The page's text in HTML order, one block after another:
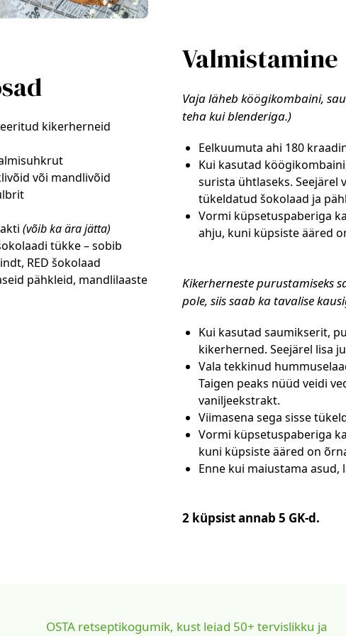
kikerherneid
või mandlivõid
(võib ka ära jätta)
tükke – sobib
RED šokolaad
pähkleid, mandlilaaste
Valmistamine
Vaja läheb köögikombaini,
teha kui blenderiga.)
Eelkuumuta ahi 180
Kui kasutad
surista ühtlaseks. Seejärel
tükeldatud šokolaad ja
Vormi küpsetuspaberiga
ahju, kuni küpsiste ääred
Kikerherneste purustamiseks
pole, siis saab ka tavalise
Kui kasutad saumikserit,
kikerherned. Seejärel lisa
Vala tekkinud
Taigen peaks nüüd veidi
vaniljeekstrakt.
Viimasena sega sisse
Vormi küpsetuspaberiga
kuni küpsiste ääred on
Enne kui maiustama asud,
2 küpsist annab 5 GK-d.
OSTA retseptikogumik, kust leiad 50+ tervislikku ja